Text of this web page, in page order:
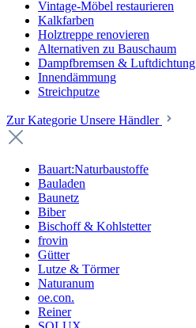
Vintage-Möbel restaurieren
Kalkfarben
Holztreppe renovieren
Alternativen zu Bauschaum
Dampfbremsen & Luftdichtung
Innendämmung
Streichputze
Zur Kategorie Unsere Händler
Bauart:Naturbaustoffe
Bauladen
Baunetz
Biber
Bischoff & Kohlstetter
frovin
Gütter
Lutze & Törmer
Naturanum
oe.con.
Reiner